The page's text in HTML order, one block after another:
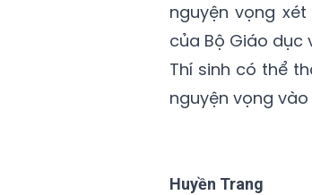
nguyện vọng
của Bộ Giáo
Thí sinh có thể
nguyện vọng
Huyền Trang